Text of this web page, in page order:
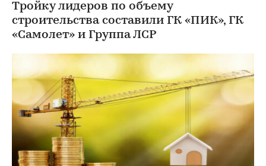
Тройку лидеров по объему
строительства составили ГК «ПИК», ГК
«Самолет» и Группа ЛСР